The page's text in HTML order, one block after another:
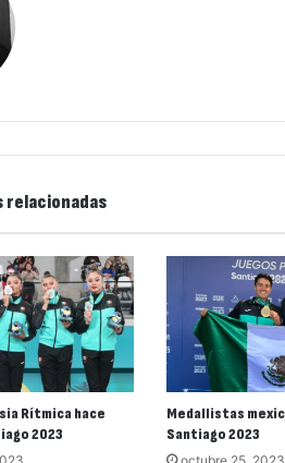
relacionadas
Rítmica hace
2023
Medallistas
Santiago 2023